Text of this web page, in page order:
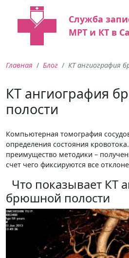
Служба
МРТ и КТ в
Главная Блог КТ ангиография
КТ ангиография
полости
Компьютерная томография
определения состояния
преимущество методики –
счет чего фиксируются все
Что показывает КТ
брюшной полости